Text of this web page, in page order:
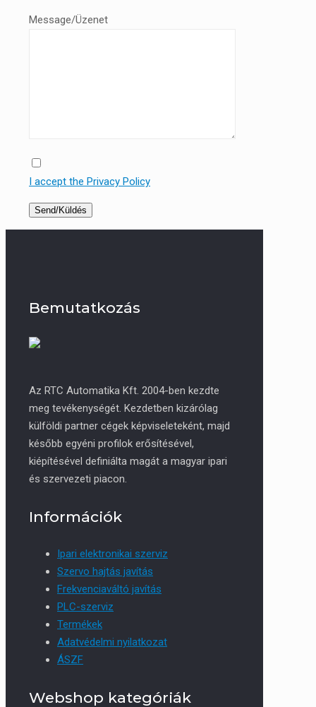
Message/Üzenet
I accept the Privacy Policy
Bemutatkozás
Az RTC Automatika Kft. 2004-ben kezdte
meg tevékenységét. Kezdetben kizárólag
külföldi partner cégek képviseleteként, majd
később egyéni profilok erősítésével,
kiépítésével definiálta magát a magyar ipari
és szervezeti piacon.
Információk
Ipari elektronikai szerviz
Szervo hajtás javítás
Frekvenciaváltó javítás
PLC-szerviz
Termékek
Adatvédelmi nyilatkozat
ÁSZF
Webshop kategóriák